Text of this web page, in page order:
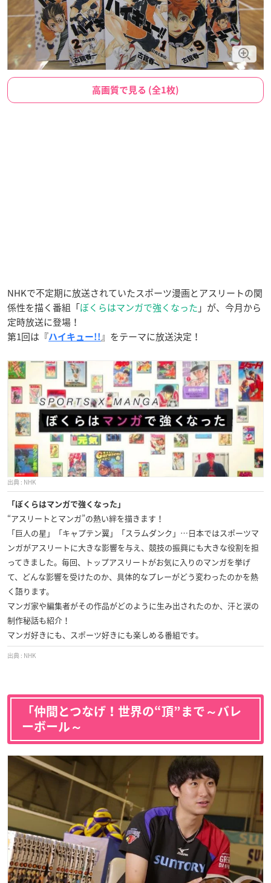
高画質で見る (全1枚)
NHKで不定期に放送されていたスポーツ漫画とアスリートの関
係性を描く番組「ぼくらはマンガで強くなった 」が、今月から
定時放送に登場！
第1回は『ハイキュー!!』をテーマに放送決定！
NHK
「ぼくらはマンガで強くなった」
“アスリートとマンガ”の熱い絆を描きます！
「巨人の星」「キャプテン翼」「スラムダンク」…日本ではスポーツマ
ンガがアスリートに大きな影響を与え、競技の振興にも大きな役割を担
ってきました。毎回、トップアスリートがお気に入りのマンガを挙げ
て、どんな影響を受けたのか、具体的なプレーがどう変わったのかを熱
く語ります。
マンガ家や編集者がその作品がどのように生み出されたのか、汗と涙の
制作秘話も紹介！
マンガ好きにも、スポーツ好きにも楽しめる番組です。
NHK
「仲間とつなげ！世界の“頂”まで～バレ
ーボール～